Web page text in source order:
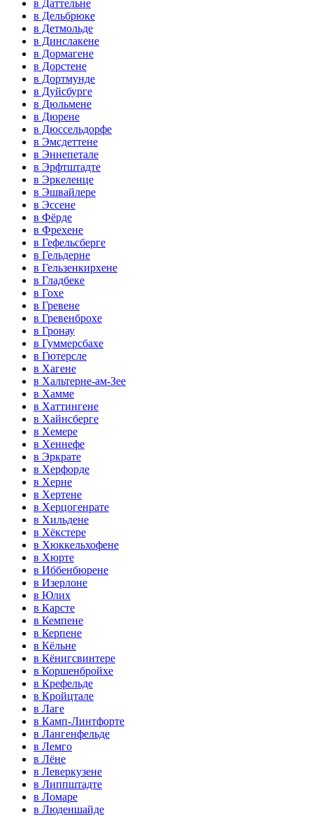
в Даттельне
в Дельбрюке
в Детмольде
в Динслакене
в Дормагене
в Дорстене
в Дортмунде
в Дуйсбурге
в Дюльмене
в Дюрене
в Дюссельдорфе
в Эмсдеттене
в Эннепетале
в Эрфтштадте
в Эркеленце
в Эшвайлере
в Эссене
в Фёрде
в Фрехене
в Гефельсберге
в Гельдерне
в Гельзенкирхене
в Гладбеке
в Гохе
в Гревене
в Гревенброхе
в Гронау
в Гуммерсбахе
в Гютерсле
в Хагене
в Хальтерне-ам-Зее
в Хамме
в Хаттингене
в Хайнсберге
в Хемере
в Хеннефе
в Эркрате
в Херфорде
в Херне
в Хертене
в Херцогенрате
в Хильдене
в Хёкстере
в Хюккельхофене
в Хюрте
в Иббенбюрене
в Изерлоне
в Юлих
в Карсте
в Кемпене
в Керпене
в Кёльне
в Кёнигсвинтере
в Коршенбройхе
в Крефельде
в Кройцтале
в Лаге
в Камп-Линтфорте
в Лангенфельде
в Лемго
в Лёне
в Леверкузене
в Липпштадте
в Ломаре
в Люденшайде